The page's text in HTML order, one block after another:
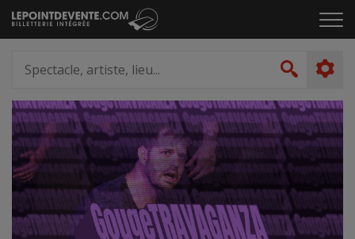
Passer
au
le
artiste,
lieu...